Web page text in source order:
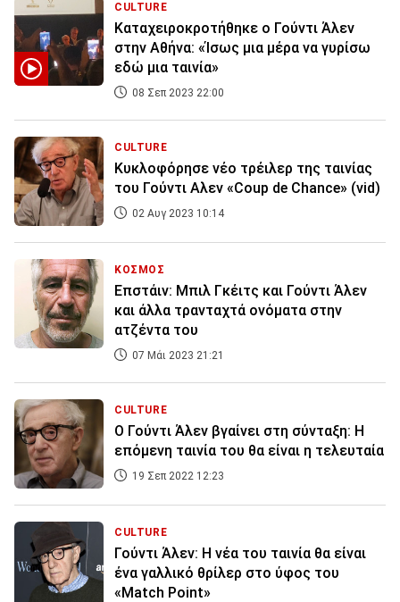
CULTURE
Καταχειροκροτήθηκε ο Γούντι Άλεν
στην Αθήνα: «Ίσως μια μέρα να γυρίσω
εδώ μια ταινία»
08 Σεπ 2023 22:00
CULTURE
Κυκλοφόρησε νέο τρέιλερ της ταινίας
του Γούντι Αλεν «Coup de Chance» (vid)
02 Αυγ 2023 10:14
ΚΟΣΜΟΣ
Επστάιν: Μπιλ Γκέιτς και Γούντι Άλεν
και άλλα τρανταχτά ονόματα στην
ατζέντα του
07 Μάι 2023 21:21
CULTURE
Ο Γούντι Άλεν βγαίνει στη σύνταξη: Η
επόμενη ταινία του θα είναι η τελευταία
19 Σεπ 2022 12:23
CULTURE
Γούντι Άλεν: Η νέα του ταινία θα είναι
ένα γαλλικό θρίλερ στο ύφος του
«Match Point»